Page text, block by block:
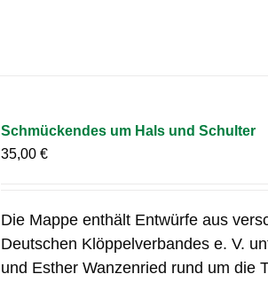
Schmückendes um Hals und Schulter
35,00€
Die Mappe enthält Entwürfe aus
Deutschen Klöppelverbandes e. V.
und Esther Wanzenried rund um die